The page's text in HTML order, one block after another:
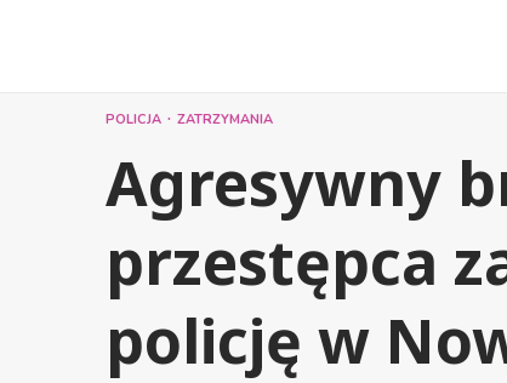
POLICJA ZATRZYMANIA
Agresywny
przestępca
policję w